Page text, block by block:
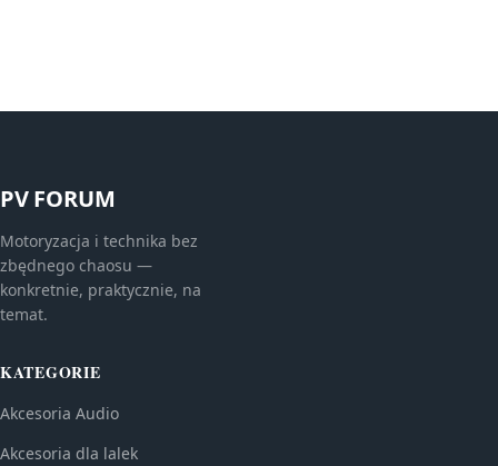
PV FORUM
Motoryzacja i technika bez
zbędnego chaosu —
konkretnie, praktycznie, na
temat.
KATEGORIE
Akcesoria Audio
Akcesoria dla lalek